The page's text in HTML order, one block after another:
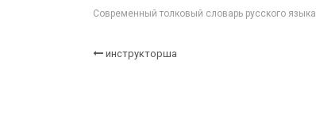
Современный толковый словарь русского языка
инструкторша